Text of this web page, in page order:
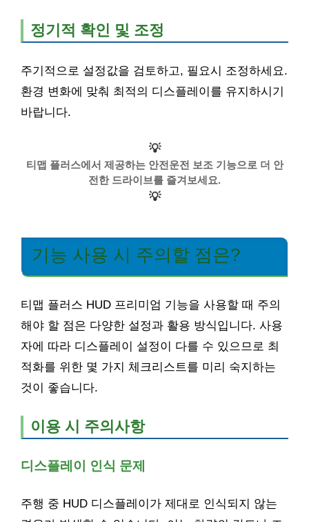
정기적 확인 및 조정
주기적으로 설정값을 검토하고, 필요시 조정하세요.
환경 변화에 맞춰 최적의 디스플레이를 유지하시기
바랍니다.
💡
티맵 플러스에서 제공하는 안전운전 보조 기능으로 더 안
전한 드라이브를 즐겨보세요.
💡
기능 사용 시 주의할 점은?
티맵 플러스 HUD 프리미엄 기능을 사용할 때 주의
해야 할 점은 다양한 설정과 활용 방식입니다. 사용
자에 따라 디스플레이 설정이 다를 수 있으므로 최
적화를 위한 몇 가지 체크리스트를 미리 숙지하는
것이 좋습니다.
이용 시 주의사항
디스플레이 인식 문제
주행 중 HUD 디스플레이가 제대로 인식되지 않는